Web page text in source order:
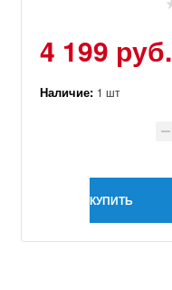
4 199 руб.
Наличие: 1 шт
КУПИТЬ